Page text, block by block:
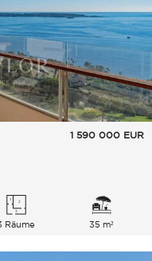
1 590 000 EUR
Räume 35 m²